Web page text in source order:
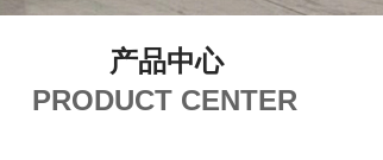
产品中心
PRODUCT CENTER